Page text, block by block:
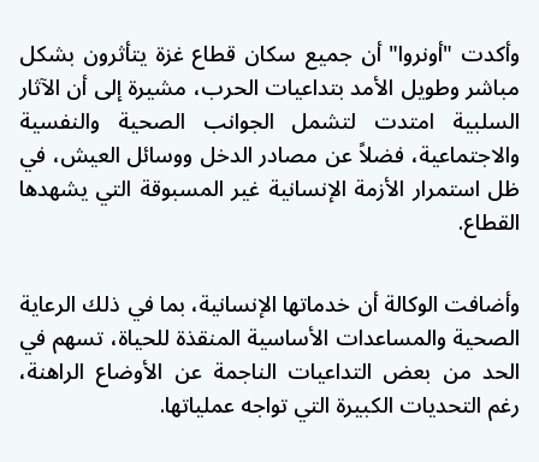
وأكدت "أونروا" أن جميع سكان قطاع غزة يتأثرون بشكل
مباشر وطويل الأمد بتداعيات الحرب، مشيرة إلى أن الآثار
السلبية امتدت لتشمل الجوانب الصحية والنفسية
والاجتماعية، فضلاً عن مصادر الدخل ووسائل العيش، في
ظل استمرار الأزمة الإنسانية غير المسبوقة التي يشهدها
القطاع.
وأضافت الوكالة أن خدماتها الإنسانية، بما في ذلك الرعاية
الصحية والمساعدات الأساسية المنقذة للحياة، تسهم في
الحد من بعض التداعيات الناجمة عن الأوضاع الراهنة،
رغم التحديات الكبيرة التي تواجه عملياتها.